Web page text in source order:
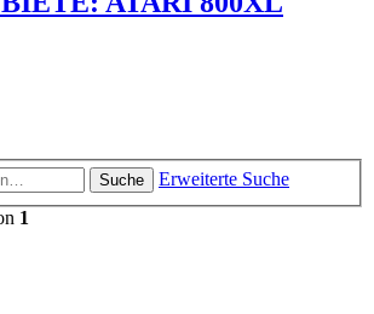
Suche
Erweiterte Suche
1